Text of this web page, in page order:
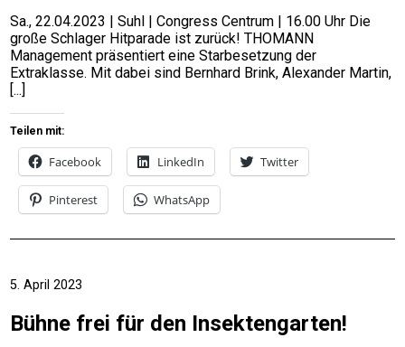
Sa., 22.04.2023 | Suhl | Congress Centrum | 16.00 Uhr Die
große Schlager Hitparade ist zurück! THOMANN
Management präsentiert eine Starbesetzung der
Extraklasse. Mit dabei sind Bernhard Brink, Alexander Martin,
Teilen mit:
Facebook LinkedIn Twitter
Pinterest WhatsApp
5. April 2023
Bühne frei für den Insektengarten!